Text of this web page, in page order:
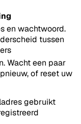
en wachtwoord.
tussen
Wacht een paar
of reset uw
gebruikt